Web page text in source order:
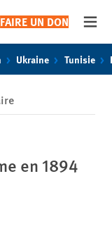
FAIRE UN DON
Ukraine Tunisie
en 1894